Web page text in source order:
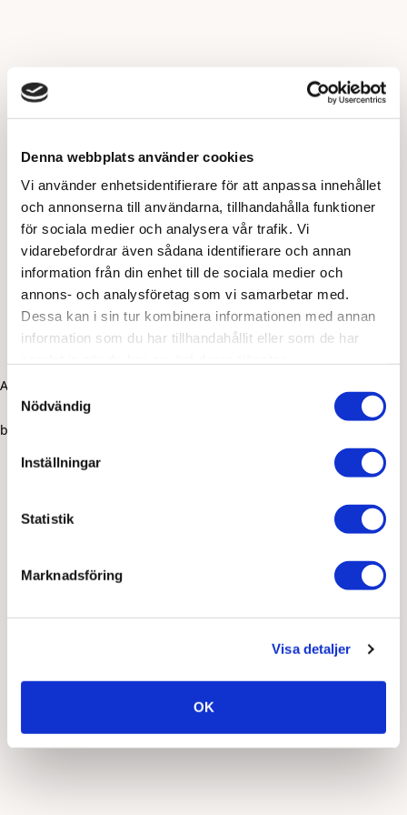
Denna webbplats använder cookies
Vi använder enhetsidentifierare för att anpassa innehållet
och annonserna till användarna, tillhandahålla funktioner
för sociala medier och analysera vår trafik. Vi
vidarebefordrar även sådana identifierare och annan
information från din enhet till de sociala medier och
annons- och analysföretag som vi samarbetar med.
Dessa kan i sin tur kombinera informationen med annan
information som du har tillhandahållit eller som de har
Samtyckesval
Nödvändig
Inställningar
Statistik
Marknadsföring
Visa detaljer
OK
Application error: a client-side exception has occurred (see the
browser console for more information)